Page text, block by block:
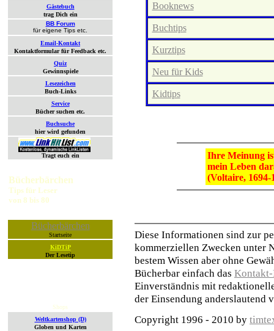
Gästebuch
trag Dich ein
BB Forum
für eigene Tips etc.
Email-Kontakt
Kontaktformular für Feedback etc.
Quiz
Gewinnspiele
Lesezeichen
Buch-Links
Service
Bücher suchen etc.
Buchsuche
hier wird gefunden
Tragt euch ein
Bücherbärchen
Tips für Leser
von 8 bis 80
Bücherbärchen
Startseite
KiDTiP
Der Lesetip
Shops
Weltkartenshop (D)
Globen und Karten
Booknews
Buchtips
Kurztips
Neu für Kids
Kidtips
Ihre Meinung
mein Leben
(Voltaire, 1694-
Diese Informationen sind zur
kommerziellen Zwecken unter
bestem Wissen aber ohne
Bücherbar einfach das
Einverständnis mit
der Einsendung anderslautend
Copyright 1996 - 2010 by